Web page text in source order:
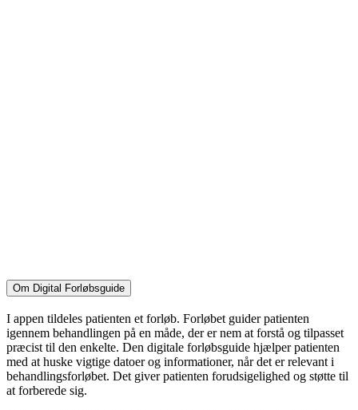
Om Digital Forløbsguide
I appen tildeles patienten et forløb. Forløbet guider patienten
igennem behandlingen på en måde, der er nem at forstå og tilpasset
præcist til den enkelte. Den digitale forløbsguide hjælper patienten
med at huske vigtige datoer og informationer, når det er relevant i
behandlingsforløbet. Det giver patienten forudsigelighed og støtte til
at forberede sig.